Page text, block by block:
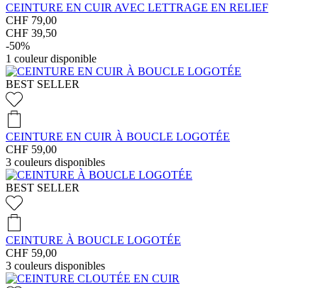
CEINTURE EN CUIR AVEC LETTRAGE EN RELIEF
CHF 79,00
CHF 39,50
-50%
1 couleur disponible
BEST SELLER
CEINTURE EN CUIR À BOUCLE LOGOTÉE
CHF 59,00
3 couleurs disponibles
BEST SELLER
CEINTURE À BOUCLE LOGOTÉE
CHF 59,00
3 couleurs disponibles